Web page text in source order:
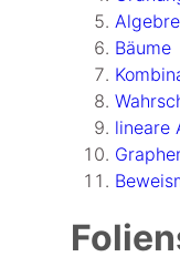
Bäume
lineare